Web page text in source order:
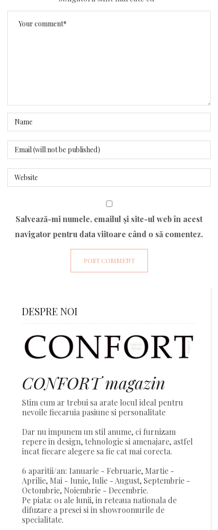
Salvează-mi numele, emailul și site-ul web în acest
navigator pentru data viitoare când o să comentez.
DESPRE NOI
CONFORT magazin
Stim cum ar trebui sa arate locul ideal pentru
nevoile fiecaruia pasiune si personalitate
Dar nu impunem un stil anume, ci furnizam
repere in design, tehnologie si amenajare, astfel
incat fiecare alegere sa fie cat mai corecta.
6 aparitii/an: Ianuarie - Februarie, Martie -
Aprilie, Mai - Iunie, Iulie - August, Septembrie -
Octombrie, Noiembrie - Decembrie.
Pe piata: 01 ale lunii, in reteaua nationala de
difuzare a presei si in showroomurile de
specialitate.